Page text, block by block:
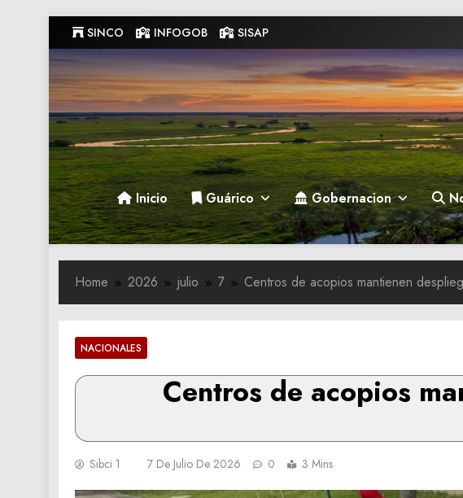
to
content
SINCO INFOGOB SISAP
Gobernacion de Guarico
Gobernacion de Guarico
Inicio Guárico Gobernacion
Home 2026 julio 7 Centros de acopios mantienen
NACIONALES
Centros de acopios
Sibci 1 7 De Julio De 2026 0 3 Mins